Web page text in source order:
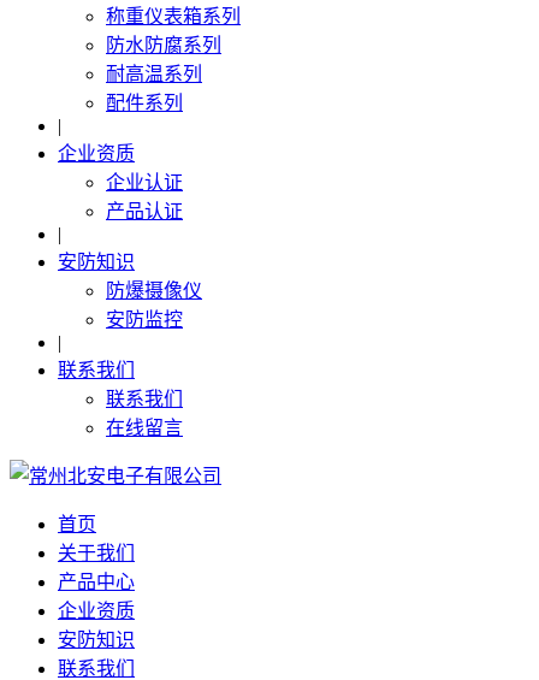
称重仪表箱系列
防水防腐系列
耐高温系列
配件系列
|
企业资质
企业认证
产品认证
|
安防知识
防爆摄像仪
安防监控
|
联系我们
联系我们
在线留言
首页
关于我们
产品中心
企业资质
安防知识
联系我们